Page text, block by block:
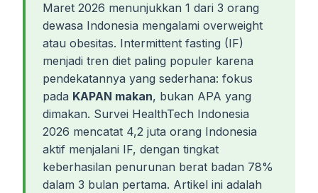
Maret 2026 menunjukkan 1 dari 3 orang
dewasa Indonesia mengalami overweight
atau obesitas. Intermittent fasting (IF)
menjadi tren diet paling populer karena
pendekatannya yang sederhana: fokus
pada KAPAN makan, bukan APA yang
dimakan. Survei HealthTech Indonesia
2026 mencatat 4,2 juta orang Indonesia
aktif menjalani IF, dengan tingkat
keberhasilan penurunan berat badan 78%
dalam 3 bulan pertama. Artikel ini adalah